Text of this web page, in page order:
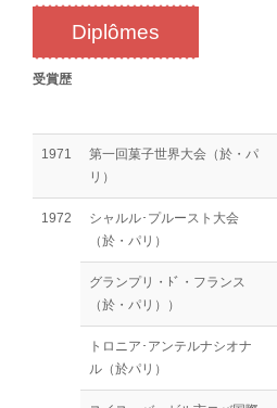
Diplômes
受賞歴
1971
第一回菓子世界大会（於・パ
リ）
1972
シャルル･プルースト大会
（於・パリ）
グランプリ・ﾄﾞ・フランス
（於・パリ））
トロニア･アンテルナシオナ
ル（於パリ）